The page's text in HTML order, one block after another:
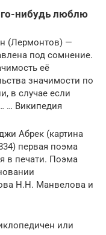
нибудь люблю
(Лермонтов) —
под сомнение.
её
значимости по
в случае если
… Википедия
Абрек (картина
первая поэма
в печати. Поэма
Н.Н. Манвелова и
или